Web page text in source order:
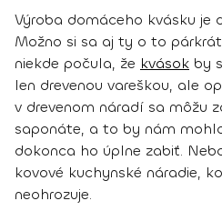
Výroba domáceho kvásku je
Možno si sa aj ty o to
niekde počula, že kvások by
len drevenou vareškou, ale
v drevenom náradí sa môžu
saponáte, a to by nám
dokonca ho úplne zabiť.
kovové kuchynské náradie,
neohrozuje.